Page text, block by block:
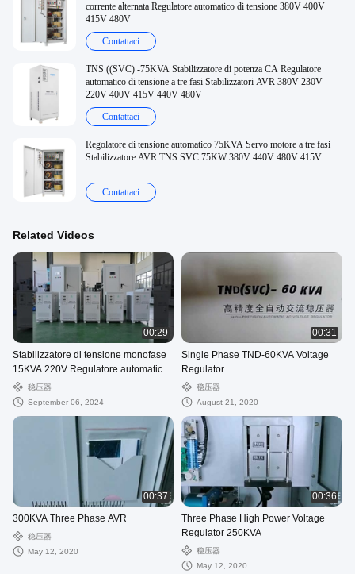
corrente alternata Regulatore automatico di tensione 380V 400V
415V 480V
Contattaci
TNS ((SVC) -75KVA Stabilizzatore di potenza CA Regulatore
automatico di tensione a tre fasi Stabilizzatori AVR 380V 230V
220V 400V 415V 440V 480V
Contattaci
Regolatore di tensione automatico 75KVA Servo motore a tre fasi
Stabilizzatore AVR TNS SVC 75KW 380V 440V 480V 415V
Contattaci
Related Videos
00:29
Stabilizzatore di tensione monofase
15KVA 220V Regulatore automatico
di tensione 110V Stabilizzatore di
potenza CA
稳压器
September 06, 2024
00:31
Single Phase TND-60KVA Voltage
Regulator
稳压器
August 21, 2020
00:37
300KVA Three Phase AVR
稳压器
May 12, 2020
00:36
Three Phase High Power Voltage
Regulator 250KVA
稳压器
May 12, 2020